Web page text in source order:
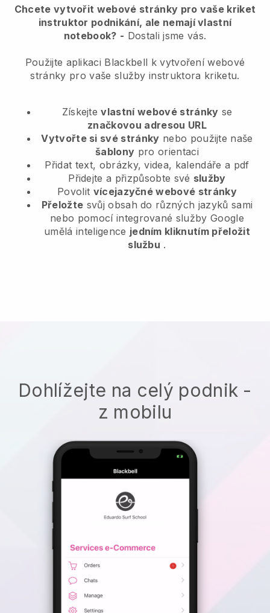
Chcete vytvořit webové stránky pro vaše kriket
instruktor podnikání, ale nemají vlastní
notebook? - Dostali jsme vás.
Použijte aplikaci Blackbell k vytvoření webové
stránky pro vaše služby instruktora kriketu.
Získejtevlastní webové stránky se
značkovou adresou URL
Vytvořte si své stránky nebo použijte naše
šablony pro orientaci
Přidat text, obrázky, videa, kalendáře a pdf
Přidejte a přizpůsobte své služby
Povolit vícejazyčné webové stránky
Přeložte svůj obsah do různých jazyků sami
nebo pomocí integrované služby Google
umělá inteligence jedním kliknutím přeložit
službu .
Dohlížejte na celý podnik -
z mobilu